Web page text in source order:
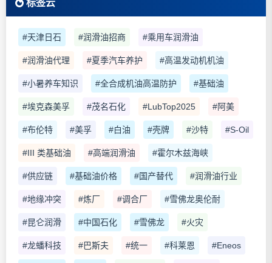
标签云
#天津日石 #润滑油招商 #乘用车润滑油
#润滑油代理 #夏季汽车养护 #高温发动机机油
#小暑养车知识 #全合成机油高温防护 #基础油
#埃克森美孚 #茂名石化 #LubTop2025 #阿美
#布伦特 #美孚 #白油 #壳牌 #沙特 #S-Oil
#III 类基础油 #高端润滑油 #霍尔木兹海峡
#供应链 #基础油价格 #国产替代 #润滑油行业
#地缘冲突 #炼厂 #调合厂 #雪佛龙奥伦耐
#昆仑润滑 #中国石化 #雪佛龙 #火灾
#龙蟠科技 #巴斯夫 #统一 #科莱恩 #Eneos